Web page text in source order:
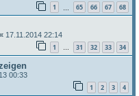
1 65 66 67 68
« 17.11.2014 22:14
1 … 31 32 33 34
00:33
1 2 3 4